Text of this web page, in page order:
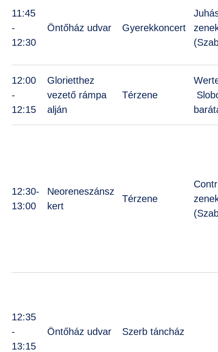
11:45
-
12:30
Öntőház udvar Gyerekkoncert
12:00
-
12:15
Glorietthez
vezető rámpa
alján
Térzene
12:30-
13:00
Neoreneszánsz
kert
Térzene
12:35
-
13:15
Öntőház udvar Szerb táncház